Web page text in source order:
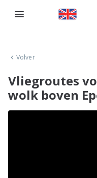
Volver
Vliegroutes
wolk boven